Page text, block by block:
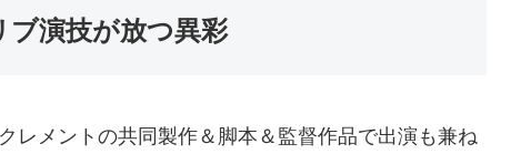
演技が放つ異彩
レメントの共同製作＆脚本＆監督作品で出演も兼ね